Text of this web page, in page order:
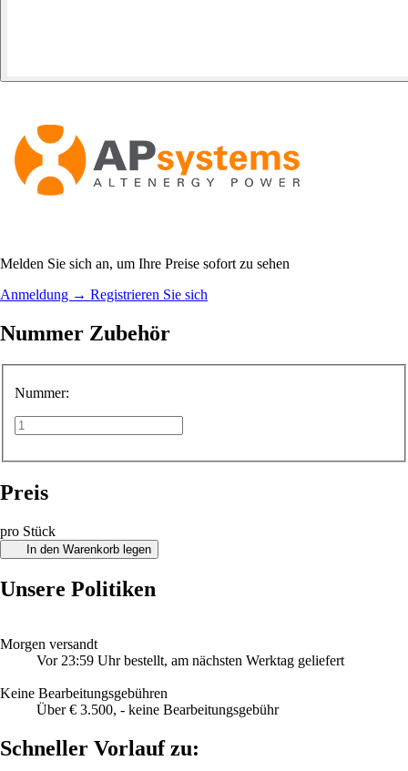
Melden Sie sich an, um Ihre Preise sofort zu sehen
Anmeldung → Registrieren Sie sich
Nummer Zubehör
Nummer:
Preis
pro Stück
In den Warenkorb legen
Unsere Politiken
Morgen versandt
Vor 23:59 Uhr bestellt, am nächsten Werktag geliefert
Keine Bearbeitungsgebühren
Über € 3.500, - keine Bearbeitungsgebühr
Schneller Vorlauf zu: